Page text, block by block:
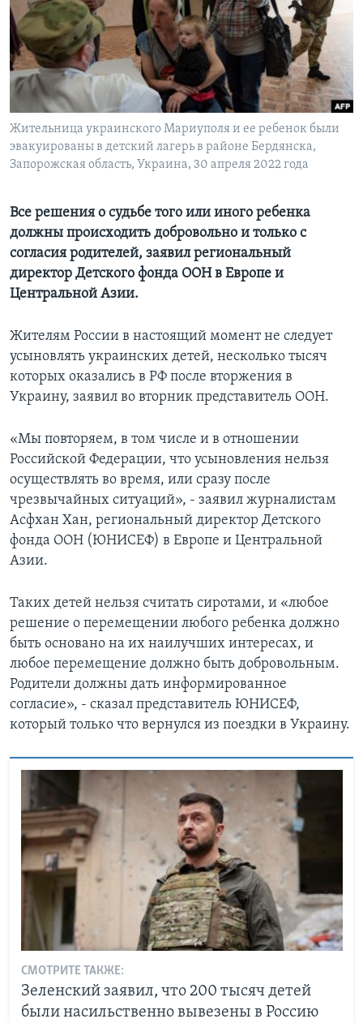
Learning English
СОЦИАЛЬНЫЕ СЕТИ
Языки
Жительница украинского Мариуполя и ее ребенок были
эвакуированы в детский лагерь в районе Бердянска,
Запорожская область, Украина, 30 апреля 2022 года
Все решения о судьбе того или иного ребенка
должны происходить добровольно и только с
согласия родителей, заявил региональный
директор Детского фонда ООН в Европе и
Центральной Азии.
Жителям России в настоящий момент не следует
усыновлять украинских детей, несколько тысяч
которых оказались в РФ после вторжения в
Украину, заявил во вторник представитель ООН.
«Мы повторяем, в том числе и в отношении
Российской Федерации, что усыновления нельзя
осуществлять во время, или сразу после
чрезвычайных ситуаций», - заявил журналистам
Асфхан Хан, региональный директор Детского
фонда ООН (ЮНИСЕФ) в Европе и Центральной
Азии.
Таких детей нельзя считать сиротами, и «любое
решение о перемещении любого ребенка должно
быть основано на их наилучших интересах, и
любое перемещение должно быть добровольным.
Родители должны дать информированное
согласие», - сказал представитель ЮНИСЕФ,
который только что вернулся из поездки в Украину.
СМОТРИТЕ ТАКЖЕ:
Зеленский заявил, что 200 тысяч детей
были насильственно вывезены в Россию